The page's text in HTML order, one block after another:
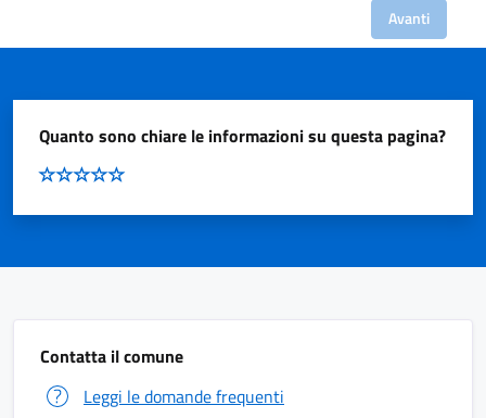
Avanti
Quanto sono chiare le informazioni su questa pagina?
Contatta il comune
Leggi le domande frequenti